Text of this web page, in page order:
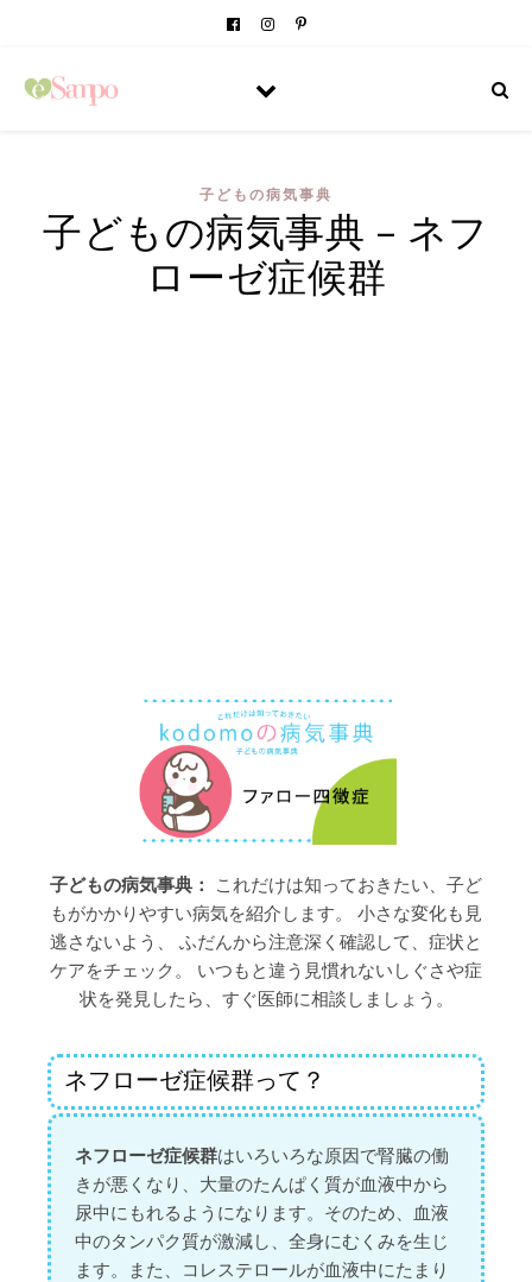
子どもの病気事典
子どもの病気事典 – ネフ
ローゼ症候群
子どもの病気事典： これだけは知っておきたい、子ど
もがかかりやすい病気を紹介します。 小さな変化も見
逃さないよう、 ふだんから注意深く確認して、症状と
ケアをチェック。 いつもと違う見慣れないしぐさや症
状を発見したら、すぐ医師に相談しましょう。
ネフローゼ症候群って？
ネフローゼ症候群はいろいろな原因で腎臓の働
きが悪くなり、大量のたんぱく質が血液中から
尿中にもれるようになります。そのため、血液
中のタンパク質が激減し、全身にむくみを生じ
ます。また、コレステロールが血液中にたまり